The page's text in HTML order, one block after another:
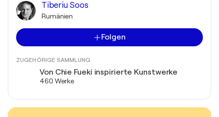
Tiberiu Soos
Rumänien
Folgen
ZUGEHÖRIGE SAMMLUNG
Von Chie Fueki inspirierte Kunstwerke
460 Werke